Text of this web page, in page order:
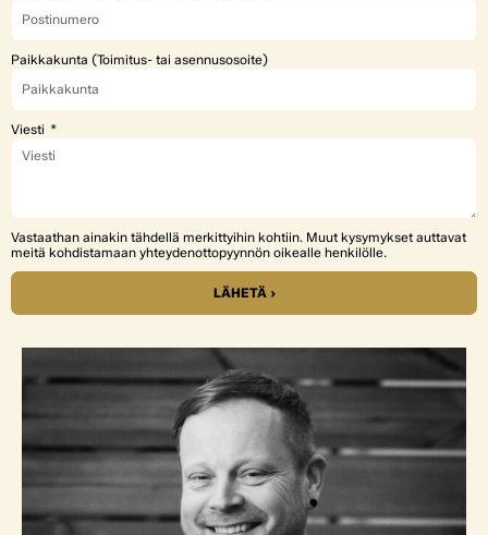
Paikkakunta (Toimitus- tai asennusosoite)
Viesti
Vastaathan ainakin tähdellä merkittyihin kohtiin. Muut kysymykset auttavat
meitä kohdistamaan yhteydenottopyynnön oikealle henkilölle.
LÄHETÄ ›